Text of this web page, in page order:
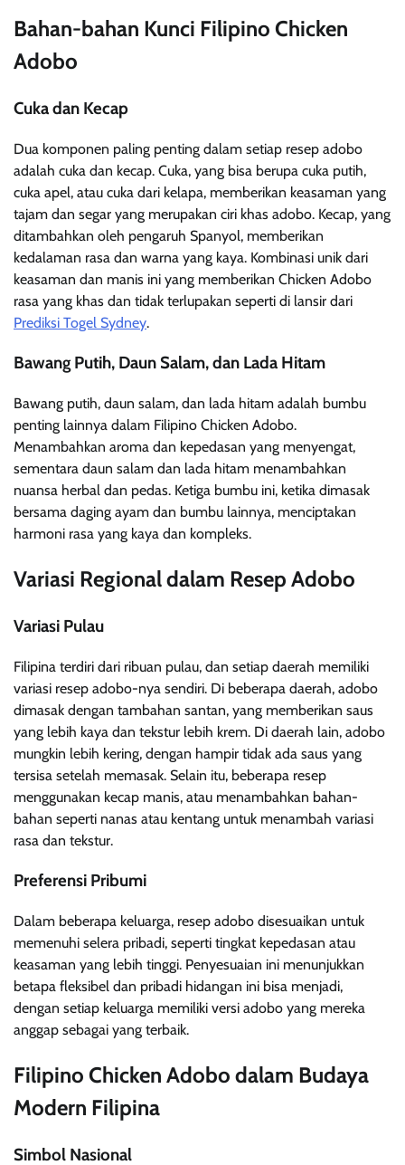
Bahan-bahan Kunci Filipino Chicken
Adobo
Cuka dan Kecap
Dua komponen paling penting dalam setiap resep adobo
adalah cuka dan kecap. Cuka, yang bisa berupa cuka putih,
cuka apel, atau cuka dari kelapa, memberikan keasaman yang
tajam dan segar yang merupakan ciri khas adobo. Kecap, yang
ditambahkan oleh pengaruh Spanyol, memberikan
kedalaman rasa dan warna yang kaya. Kombinasi unik dari
keasaman dan manis ini yang memberikan Chicken Adobo
rasa yang khas dan tidak terlupakan seperti di lansir dari
Prediksi Togel Sydney.
Bawang Putih, Daun Salam, dan Lada Hitam
Bawang putih, daun salam, dan lada hitam adalah bumbu
penting lainnya dalam Filipino Chicken Adobo.
Menambahkan aroma dan kepedasan yang menyengat,
sementara daun salam dan lada hitam menambahkan
nuansa herbal dan pedas. Ketiga bumbu ini, ketika dimasak
bersama daging ayam dan bumbu lainnya, menciptakan
harmoni rasa yang kaya dan kompleks.
Variasi Regional dalam Resep Adobo
Variasi Pulau
Filipina terdiri dari ribuan pulau, dan setiap daerah memiliki
variasi resep adobo-nya sendiri. Di beberapa daerah, adobo
dimasak dengan tambahan santan, yang memberikan saus
yang lebih kaya dan tekstur lebih krem. Di daerah lain, adobo
mungkin lebih kering, dengan hampir tidak ada saus yang
tersisa setelah memasak. Selain itu, beberapa resep
menggunakan kecap manis, atau menambahkan bahan-
bahan seperti nanas atau kentang untuk menambah variasi
rasa dan tekstur.
Preferensi Pribumi
Dalam beberapa keluarga, resep adobo disesuaikan untuk
memenuhi selera pribadi, seperti tingkat kepedasan atau
keasaman yang lebih tinggi. Penyesuaian ini menunjukkan
betapa fleksibel dan pribadi hidangan ini bisa menjadi,
dengan setiap keluarga memiliki versi adobo yang mereka
anggap sebagai yang terbaik.
Filipino Chicken Adobo dalam Budaya
Modern Filipina
Simbol Nasional